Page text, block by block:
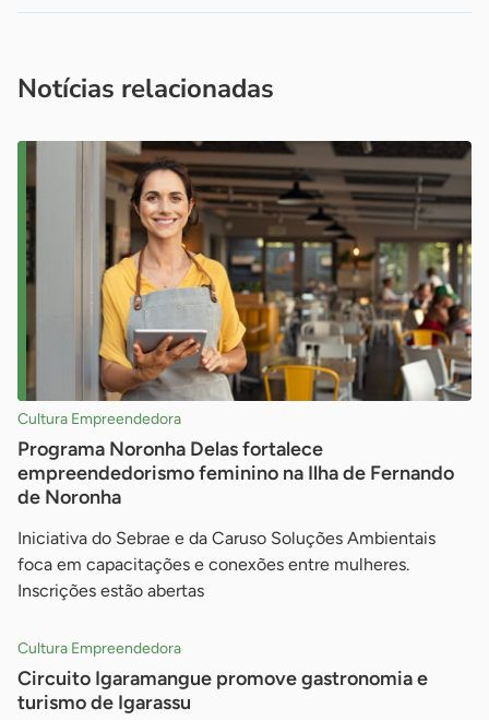
Notícias relacionadas
Cultura Empreendedora
Programa Noronha Delas fortalece
empreendedorismo feminino na Ilha de Fernando
de Noronha
Iniciativa do Sebrae e da Caruso Soluções Ambientais
foca em capacitações e conexões entre mulheres.
Inscrições estão abertas
Cultura Empreendedora
Circuito Igaramangue promove gastronomia e
turismo de Igarassu